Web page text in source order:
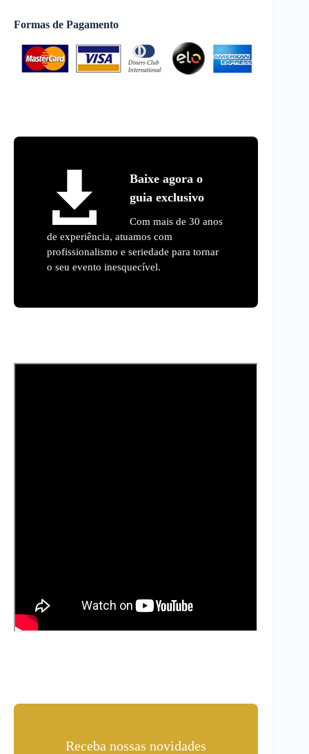
Formas de Pagamento
Baixe agora o
guia exclusivo
Com mais de 30 anos
de experiência, atuamos com
profissionalismo e seriedade para tornar
o seu evento inesquecível.
Receba nossas novidades